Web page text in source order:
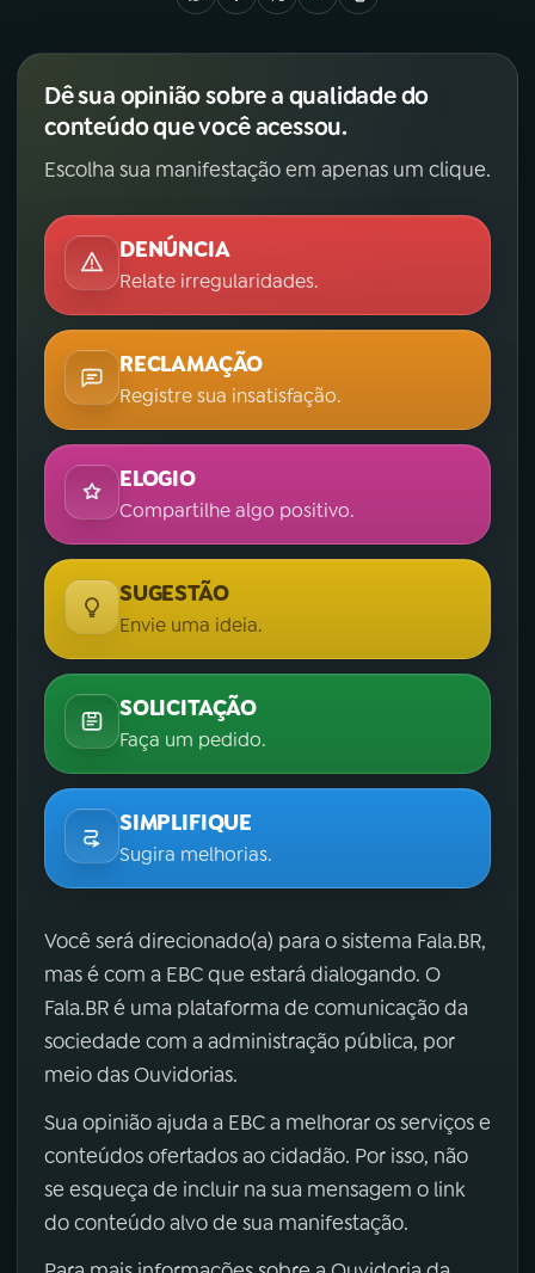
Dê sua opinião sobre a qualidade do
conteúdo que você acessou.
Escolha sua manifestação em apenas um clique.
DENÚNCIA
Relate irregularidades.
RECLAMAÇÃO
Registre sua insatisfação.
ELOGIO
Compartilhe algo positivo.
SUGESTÃO
Envie uma ideia.
SOLICITAÇÃO
Faça um pedido.
SIMPLIFIQUE
Sugira melhorias.
Você será direcionado(a) para o sistema Fala.BR,
mas é com a EBC que estará dialogando. O
Fala.BR é uma plataforma de comunicação da
sociedade com a administração pública, por
meio das Ouvidorias.
Sua opinião ajuda a EBC a melhorar os serviços e
conteúdos ofertados ao cidadão. Por isso, não
se esqueça de incluir na sua mensagem o link
do conteúdo alvo de sua manifestação.